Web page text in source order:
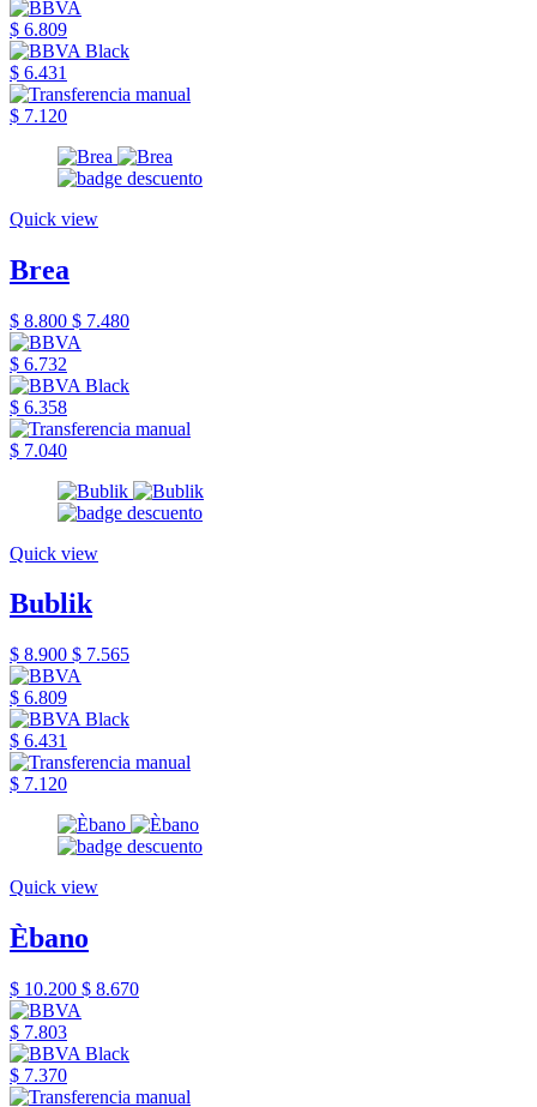
$ 6.809
$ 6.431
$ 7.120
Quick view
Brea
$ 8.800 $ 7.480
$ 6.732
$ 6.358
$ 7.040
Quick view
Bublik
$ 8.900 $ 7.565
$ 6.809
$ 6.431
$ 7.120
Quick view
Èbano
$ 10.200 $ 8.670
$ 7.803
$ 7.370